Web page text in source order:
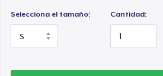
Selecciona el tamaño: Cantidad: